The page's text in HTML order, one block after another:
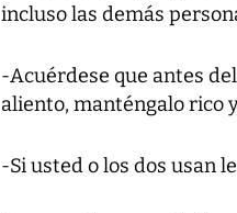
incluso las demás
-Acuérdese que antes
aliento, manténgalo rico
-Si usted o los dos usan